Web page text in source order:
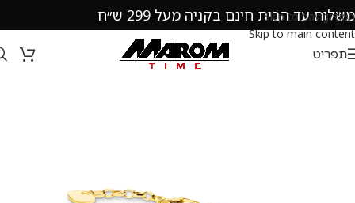
Skip to navigation
Skip to main content
משלוח עד הבית חינם בקניה מעל 299 ש״ח
תפריט